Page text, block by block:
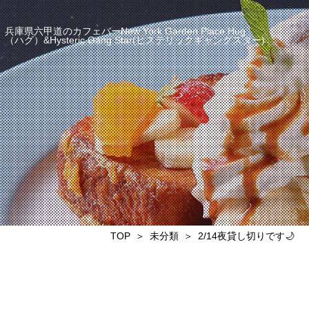
兵庫県六甲道のカフェバーNew York Garden Place Hug
（ハグ）&Hysteric Gang Star(ヒステリックギャングスター)
TOP 未分類 2/14夜貸し切りです🌙